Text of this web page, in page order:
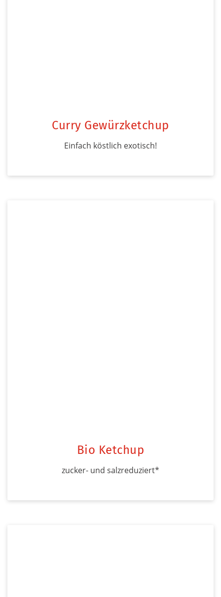
Curry Gewürzketchup
Einfach köstlich exotisch!
Bio Ketchup
zucker- und salzreduziert*